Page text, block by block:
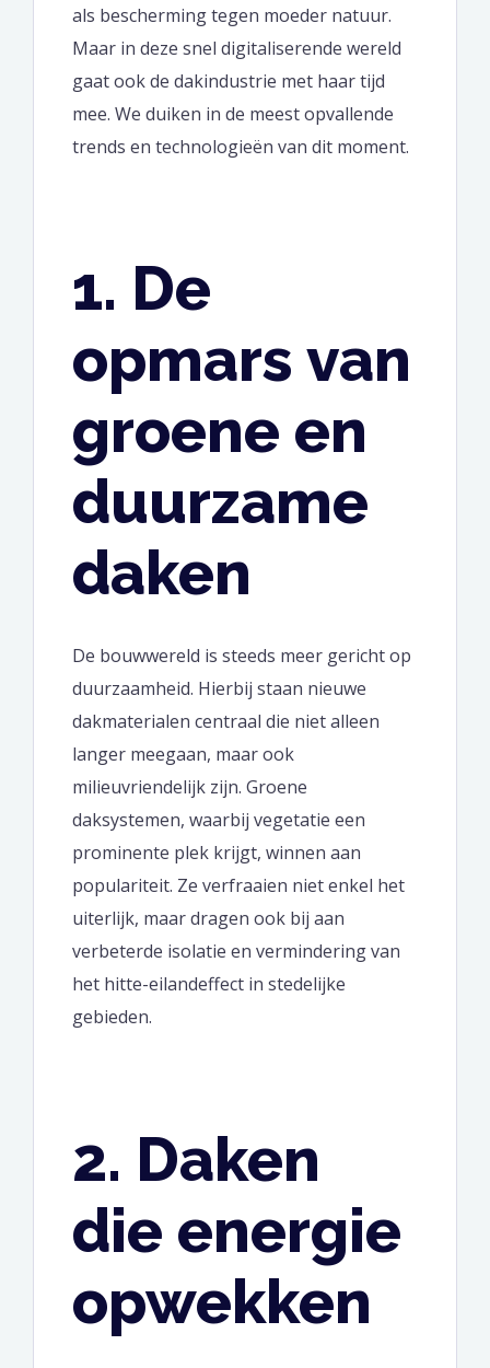
als bescherming tegen moeder natuur.
Maar in deze snel digitaliserende wereld
gaat ook de dakindustrie met haar tijd
mee. We duiken in de meest opvallende
trends en technologieën van dit moment.
1. De
opmars van
groene en
duurzame
daken
De bouwwereld is steeds meer gericht op
duurzaamheid. Hierbij staan nieuwe
dakmaterialen centraal die niet alleen
langer meegaan, maar ook
milieuvriendelijk zijn. Groene
daksystemen, waarbij vegetatie een
prominente plek krijgt, winnen aan
populariteit. Ze verfraaien niet enkel het
uiterlijk, maar dragen ook bij aan
verbeterde isolatie en vermindering van
het hitte-eilandeffect in stedelijke
gebieden.
2. Daken
die energie
opwekken